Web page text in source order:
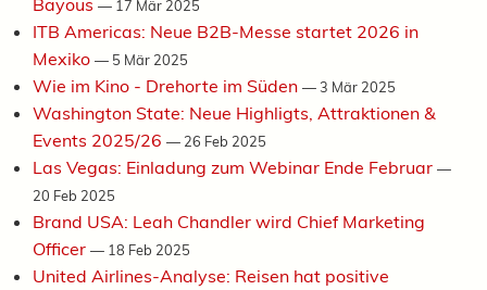
— 17 Mär 2025
ITB Americas: Neue B2B-Messe startet 2026 in
Mexiko — 5 Mär 2025
Wie im Kino - Drehorte im Süden —3 Mär 2025
Washington State: Neue Highligts, Attraktionen &
Events 2025/26 — 26 Feb 2025
Las Vegas: Einladung zum Webinar Ende Februar —
20 Feb 2025
Brand USA: Leah Chandler wird Chief Marketing
Officer — 18 Feb 2025
United Airlines-Analyse: Reisen hat positive